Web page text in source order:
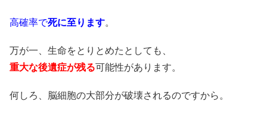
高確率で死に至ります。
万が一、生命をとりとめたとしても、
重大な後遺症が残る可能性があります。
何しろ、脳細胞の大部分が破壊されるのですから。